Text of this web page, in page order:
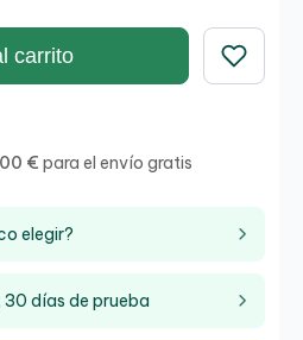
carrito
€ para el envío gratis
elegir?
días de prueba